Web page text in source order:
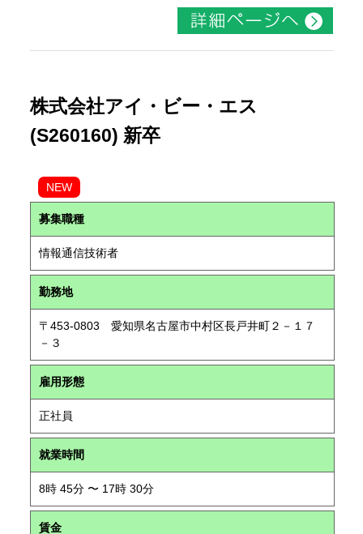
株式会社アイ・ビー・エス
(S260160) 新卒
NEW
募集職種
情報通信技術者
勤務地
〒453-0803 愛知県名古屋市中村区長戸井町２－１７
－３
雇用形態
正社員
就業時間
8時 45分 〜 17時 30分
賃金